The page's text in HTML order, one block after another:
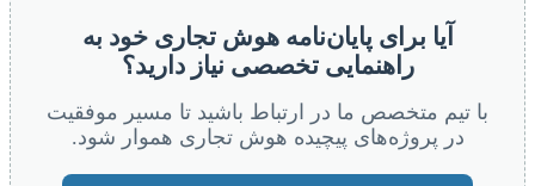
آیا برای پایان‌نامه هوش تجاری خود به
راهنمایی تخصصی نیاز دارید؟
با تیم متخصص ما در ارتباط باشید تا مسیر موفقیت
در پروژه‌های پیچیده هوش تجاری هموار شود.